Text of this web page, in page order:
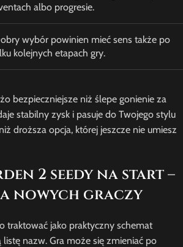
albo progresie.
wybór powinien mieć sens także po
kolejnych etapach gry.
bezpieczniejsze niż ślepe gonienie za
stabilny zysk i pasuje do Twojego stylu
droższa opcja, której jeszcze nie umiesz
2 seedy na start –
nowych graczy
traktować jako praktyczny schemat
nazw. Gra może się zmieniać po